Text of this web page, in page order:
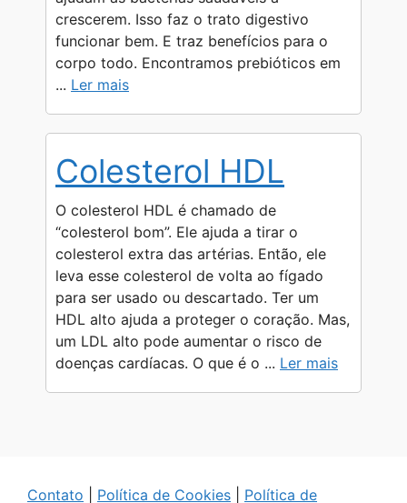
crescerem. Isso faz o trato digestivo
funcionar bem. E traz benefícios para o
corpo todo. Encontramos prebióticos em
... Ler mais
Colesterol HDL
O colesterol HDL é chamado de
“colesterol bom”. Ele ajuda a tirar o
colesterol extra das artérias. Então, ele
leva esse colesterol de volta ao fígado
para ser usado ou descartado. Ter um
HDL alto ajuda a proteger o coração. Mas,
um LDL alto pode aumentar o risco de
doenças cardíacas. O que é o ... Ler mais
Contato Política de Cookies Política de